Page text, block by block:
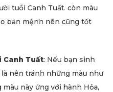
tuổi Canh Tuất. còn màu
bản mệnh nên cũng tốt
Canh Tuất: Nếu bạn sinh
nên tránh những màu như
này ứng với hành Hỏa,